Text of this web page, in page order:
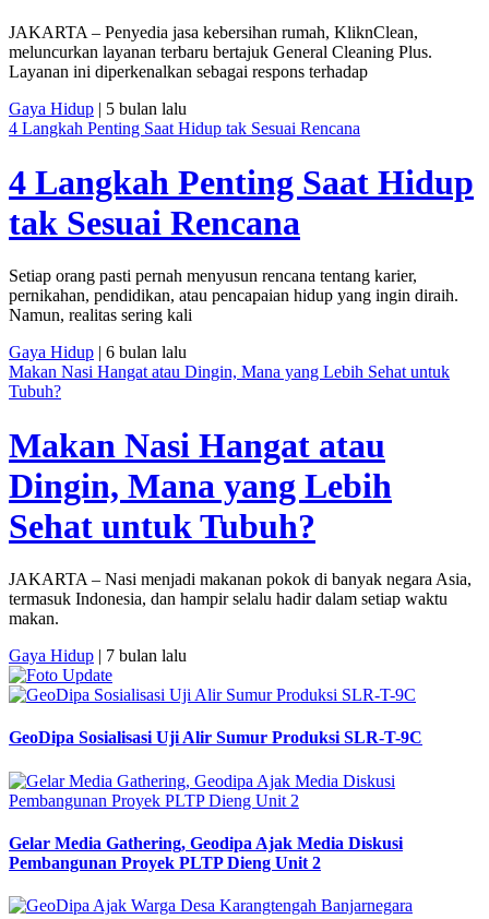
JAKARTA – Penyedia jasa kebersihan rumah, KliknClean,
meluncurkan layanan terbaru bertajuk General Cleaning Plus.
Layanan ini diperkenalkan sebagai respons terhadap
Gaya Hidup | 5 bulan lalu
4 Langkah Penting Saat Hidup tak Sesuai Rencana
4 Langkah Penting Saat Hidup
tak Sesuai Rencana
Setiap orang pasti pernah menyusun rencana tentang karier,
pernikahan, pendidikan, atau pencapaian hidup yang ingin diraih.
Namun, realitas sering kali
Gaya Hidup | 6 bulan lalu
Makan Nasi Hangat atau Dingin, Mana yang Lebih Sehat untuk
Tubuh?
Makan Nasi Hangat atau
Dingin, Mana yang Lebih
Sehat untuk Tubuh?
JAKARTA – Nasi menjadi makanan pokok di banyak negara Asia,
termasuk Indonesia, dan hampir selalu hadir dalam setiap waktu
makan.
Gaya Hidup | 7 bulan lalu
GeoDipa Sosialisasi Uji Alir Sumur Produksi SLR-T-9C
Gelar Media Gathering, Geodipa Ajak Media Diskusi
Pembangunan Proyek PLTP Dieng Unit 2